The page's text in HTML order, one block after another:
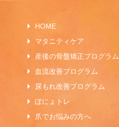
HOME
マタニティケア
産後の骨盤矯正プログラム
血流改善プログラム
尿もれ改善プログラム
ぽにょトレ
爪でお悩みの方へ